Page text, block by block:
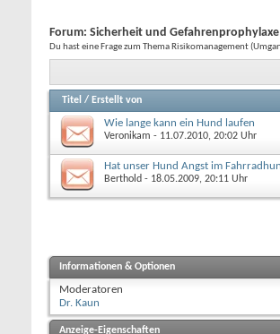
Forum: Sicherheit und Gefahrenprophylaxe
Du hast eine Frage zum Thema Risikomanagement
Titel / Erstellt von
Wie lange kann ein Hund laufen
Veronikam - 11.07.2010, 20:02 Uhr
Hat unser Hund Angst im
Berthold - 18.05.2009, 20:11 Uhr
Informationen & Optionen
Moderatoren
Dr. Kaun
Anzeige-Eigenschaften